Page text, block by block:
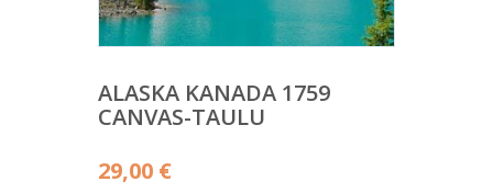
ALASKA KANADA 1759
CANVAS-TAULU
29,00 €